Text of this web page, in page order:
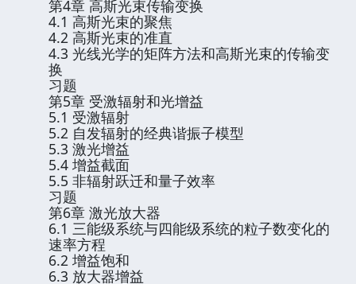
第4章 高斯光束传输变换
4.1 高斯光束的聚焦
4.2 高斯光束的准直
4.3 光线光学的矩阵方法和高斯光束的传输变
换
习题
第5章 受激辐射和光增益
5.1 受激辐射
5.2 自发辐射的经典谐振子模型
5.3 激光增益
5.4 增益截面
5.5 非辐射跃迁和量子效率
习题
第6章 激光放大器
6.1 三能级系统与四能级系统的粒子数变化的
速率方程
6.2 增益饱和
6.3 放大器增益